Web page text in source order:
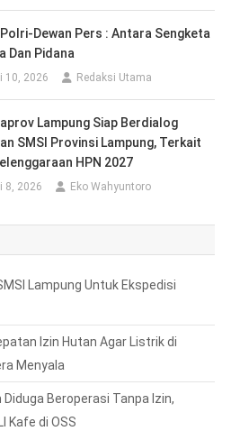
Polri-Dewan Pers : Antara Sengketa
Dan Pidana
10, 2026 Redaksi Utama
Lampung Siap Berdialog
SMSI Provinsi Lampung, Terkait
HPN 2027
8, 2026 Eko Wahyuntoro
Lampung Untuk Ekspedisi
Izin Hutan Agar Listrik di
Menyala
Beroperasi Tanpa Izin,
Kafe di OSS